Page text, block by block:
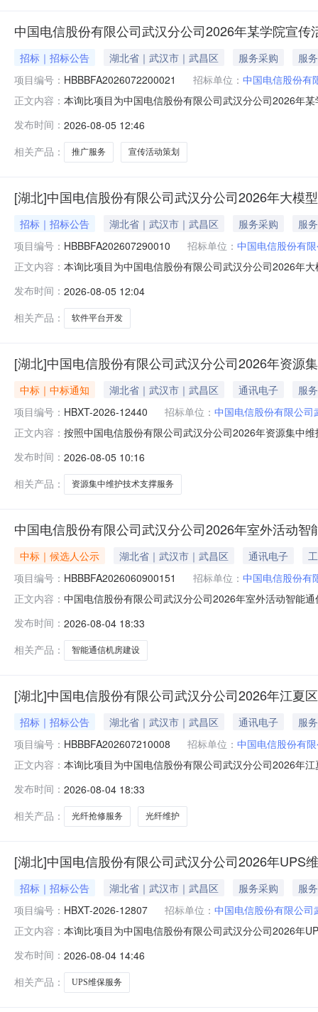
中国电信股份有限公司武汉分公司2026年某学院宣
招标｜招标公告 湖北省｜武汉市｜武昌区 服务采购
服务
项目编号： HBBBFA2026072200021 招标单位： 中国电信股份有
正文内容： 本询比项目为中国电信股份有限公司武汉分公司2026年
参加询比响应。1.项目概况与采购内容1.1项目概况：本
采购内容及标包
发布时间： 2026-08-05 12:46
相关产品：
推广服务 宣传活动策划
[湖北]中国电信股份有限公司武汉分公司2026年大模
招标｜招标公告 湖北省｜武汉市｜武昌区 服务采购
服务
项目编号： HBBBFA202607290010 招标单位： 中国电信股份有
正文内容： 本询比项目为中国电信股份有限公司武汉分公司2026年
应。1.项目概况与采购内容1.1项目概况：本项目为中国
及标包划分
发布时间： 2026-08-05 12:04
相关产品：
软件平台开发
[湖北]中国电信股份有限公司武汉分公司2026年资源
中标｜中标通知 湖北省｜武汉市｜武昌区 通讯电子
服务
项目编号： HBXT-2026-12440 招标单位： 中国电信股份有限公司
正文内容： 按照中国电信股份有限公司武汉分公司2026年资源集中
发布时间： 2026-08-05 10:16
相关产品：
资源集中维护技术支撑服务
中国电信股份有限公司武汉分公司2026年室外活动
中标｜候选人公示 湖北省｜武汉市｜武昌区 通讯电子
项目编号： HBBBFA2026060900151 招标单位： 中国电信股份有
正文内容： 中国电信股份有限公司武汉分公司2026年室外活动智能
标准已完成对各供应商递交的响应文件的评审，评审结
1605253.14元
发布时间： 2026-08-04 18:33
相关产品：
智能通信机房建设
[湖北]中国电信股份有限公司武汉分公司2026年江夏
招标｜招标公告 湖北省｜武汉市｜武昌区 通讯电子
服务
项目编号： HBBBFA202607210008 招标单位： 中国电信股份有
正文内容： 本询比项目为中国电信股份有限公司武汉分公司2026年
参加询比响应。1.项目概况与采购内容1.1项目概况：中
（不含税）1.
发布时间： 2026-08-04 18:33
相关产品：
光纤抢修服务 光纤维护
[湖北]中国电信股份有限公司武汉分公司2026年UPS
招标｜招标公告 湖北省｜武汉市｜武昌区 服务采购
服务
项目编号： HBXT-2026-12807 招标单位： 中国电信股份有限公司
正文内容： 本询比项目为中国电信股份有限公司武汉分公司2026年
目概况与采购内容1.1项目概况：本项目为中国电信股份
发布时间： 2026-08-04 14:46
相关产品：
UPS维保服务